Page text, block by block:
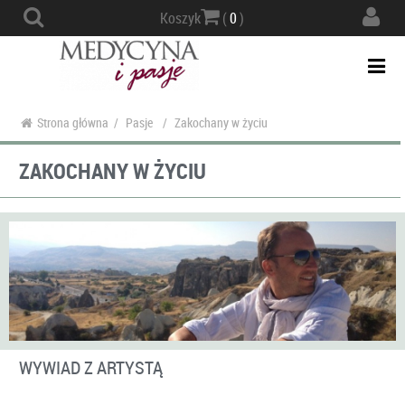
Koszyk (0)
Strona główna / Pasje / Zakochany w życiu
ZAKOCHANY W ŻYCIU
WYWIAD Z ARTYSTĄ